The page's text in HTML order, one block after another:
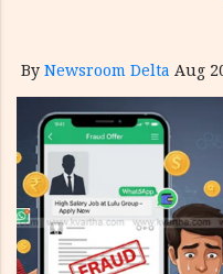
By Newsroom Delta Aug